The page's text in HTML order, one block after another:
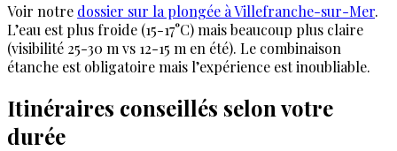
Voir notre dossier sur la plongée à Villefranche-sur-Mer.
L’eau est plus froide (15-17°C) mais beaucoup plus claire
(visibilité 25-30 m vs 12-15 m en été). Le combinaison
étanche est obligatoire mais l’expérience est inoubliable.
Itinéraires conseillés selon votre
durée